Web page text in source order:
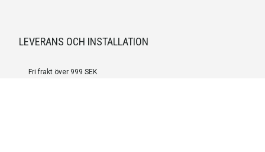
LEVERANS OCH INSTALLATION
Fri frakt över 999 SEK